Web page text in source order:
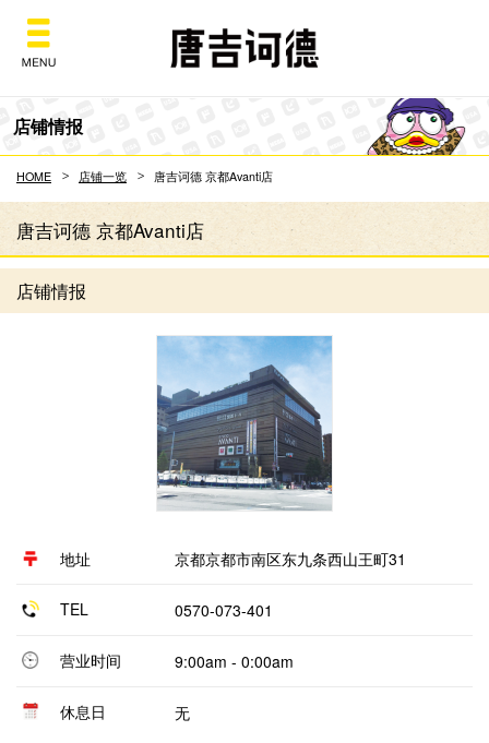
店铺情报
HOME 店铺一览 唐吉诃德 京都Avanti店
唐吉诃德 京都Avanti店
店铺情报
地址 京都京都市南区东九条西山王町31
TEL 0570-073-401
营业时间 9:00am - 0:00am
休息日 无